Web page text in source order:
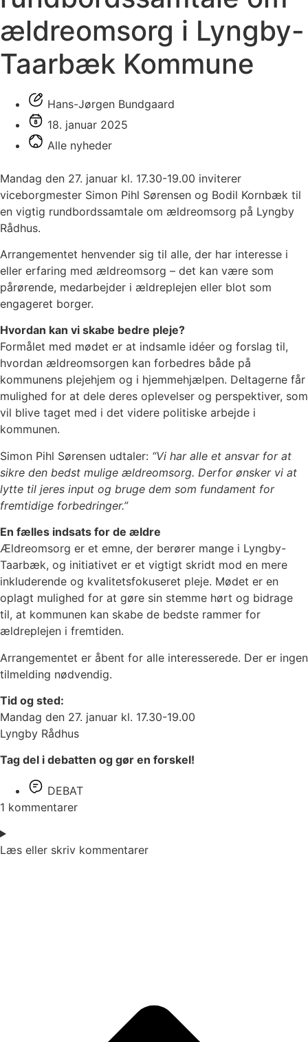
ældreomsorg i Lyngby-
Taarbæk Kommune
Hans-Jørgen Bundgaard
18. januar 2025
Alle nyheder
Mandag den 27. januar kl. 17.30-19.00 inviterer
viceborgmester Simon Pihl Sørensen og Bodil Kornbæk til
en vigtig rundbordssamtale om ældreomsorg på Lyngby
Rådhus.
Arrangementet henvender sig til alle, der har interesse i
eller erfaring med ældreomsorg – det kan være som
pårørende, medarbejder i ældreplejen eller blot som
engageret borger.
Hvordan kan vi skabe bedre pleje?
Formålet med mødet er at indsamle idéer og forslag til,
hvordan ældreomsorgen kan forbedres både på
kommunens plejehjem og i hjemmehjælpen. Deltagerne får
mulighed for at dele deres oplevelser og perspektiver, som
vil blive taget med i det videre politiske arbejde i
kommunen.
Simon Pihl Sørensen udtaler: “Vi har alle et ansvar for at
sikre den bedst mulige ældreomsorg. Derfor ønsker vi at
lytte til jeres input og bruge dem som fundament for
fremtidige forbedringer.”
En fælles indsats for de ældre
Ældreomsorg er et emne, der berører mange i Lyngby-
Taarbæk, og initiativet er et vigtigt skridt mod en mere
inkluderende og kvalitetsfokuseret pleje. Mødet er en
oplagt mulighed for at gøre sin stemme hørt og bidrage
til, at kommunen kan skabe de bedste rammer for
ældreplejen i fremtiden.
Arrangementet er åbent for alle interesserede. Der er ingen
tilmelding nødvendig.
Tid og sted:
Mandag den 27. januar kl. 17.30-19.00
Lyngby Rådhus
Tag del i debatten og gør en forskel!
DEBAT
1 kommentarer
Læs eller skriv kommentarer